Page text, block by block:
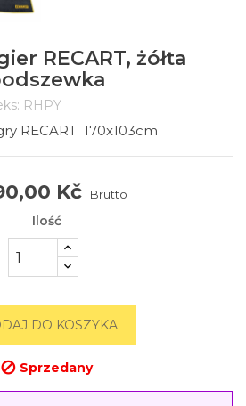
RECART, żółta
RHPY
RECART 170x103cm
Kč Brutto
Ilość
DO KOSZYKA
 Sprzedany